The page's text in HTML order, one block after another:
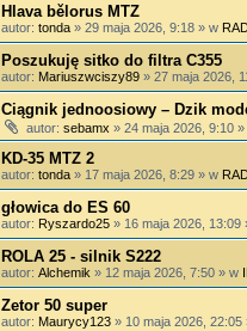
Hlava bělorus MTZ
autor: tonda » 29 maja 2026, 9:18 » w
Poszukuję sitko do filtra C355
autor: Mariuszwciszy89 » 27 maja 2026,
Ciągnik jednoosiowy – Dzik
autor: sebamx » 24 maja 2026, 9:10 »
KD-35 MTZ 2
autor: tonda » 17 maja 2026, 8:29 » w
głowica do ES 60
autor: Ryszardo25 » 16 maja 2026, 13:09
ROLA 25 - silnik S222
autor: Alchemik » 12 maja 2026, 7:50 » w
Zetor 50 super
autor: Maurycy123 » 10 maja 2026, 22:05